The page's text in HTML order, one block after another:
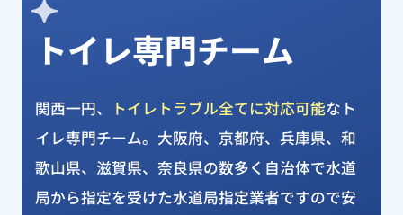
トイレ専門チーム
関西一円、 トイレトラブル全てに対応可能なト
イレ専門チーム。大阪府、京都府、兵庫県、和
歌山県、滋賀県、奈良県の数多く自治体で水道
局から指定を受けた水道局指定業者ですので安